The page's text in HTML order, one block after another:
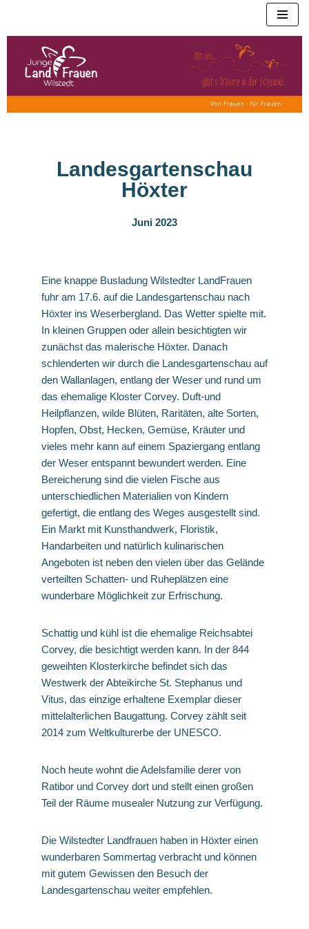
Zum
springen
Landesgartenschau
Höxter
Juni 2023
Eine knappe Busladung Wilstedter LandFrauen
fuhr am 17.6. auf die Landesgartenschau nach
Höxter ins Weserbergland. Das Wetter spielte mit.
In kleinen Gruppen oder allein besichtigten wir
zunächst das malerische Höxter. Danach
schlenderten wir durch die Landesgartenschau auf
den Wallanlagen, entlang der Weser und rund um
das ehemalige Kloster Corvey. Duft-und
Heilpflanzen, wilde Blüten, Raritäten, alte Sorten,
Hopfen, Obst, Hecken, Gemüse, Kräuter und
vieles mehr kann auf einem Spaziergang entlang
der Weser entspannt bewundert werden. Eine
Bereicherung sind die vielen Fische aus
unterschiedlichen Materialien von Kindern
gefertigt, die entlang des Weges ausgestellt sind.
Ein Markt mit Kunsthandwerk, Floristik,
Handarbeiten und natürlich kulinarischen
Angeboten ist neben den vielen über das Gelände
verteilten Schatten- und Ruheplätzen eine
wunderbare Möglichkeit zur Erfrischung.
Schattig und kühl ist die ehemalige Reichsabtei
Corvey, die besichtigt werden kann. In der 844
geweihten Klosterkirche befindet sich das
Westwerk der Abteikirche St. Stephanus und
Vitus, das einzige erhaltene Exemplar dieser
mittelalterlichen Baugattung. Corvey zählt seit
2014 zum Weltkulturerbe der UNESCO.
Noch heute wohnt die Adelsfamilie derer von
Ratibor und Corvey dort und stellt einen großen
Teil der Räume musealer Nutzung zur Verfügung.
Die Wilstedter Landfrauen haben in Höxter einen
wunderbaren Sommertag verbracht und können
mit gutem Gewissen den Besuch der
Landesgartenschau weiter empfehlen.